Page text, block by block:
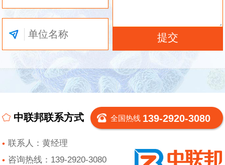
中联邦联系方式 全国热线 139-2920-3080
联系人：黄经理
咨询热线：139-2920-3080